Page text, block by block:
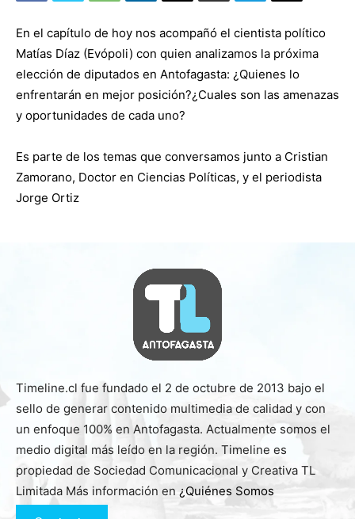
En el capítulo de hoy nos acompañó el cientista político
Matías Díaz (Evópoli) con quien analizamos la próxima
elección de diputados en Antofagasta: ¿Quienes lo
enfrentarán en mejor posición?¿Cuales son las amenazas
y oportunidades de cada uno?
Es parte de los temas que conversamos junto a Cristian
Zamorano, Doctor en Ciencias Políticas, y el periodista
Jorge Ortiz
Timeline.cl fue fundado el 2 de octubre de 2013 bajo el
sello de generar contenido multimedia de calidad y con
un enfoque 100% en Antofagasta. Actualmente somos el
medio digital más leído en la región. Timeline es
propiedad de Sociedad Comunicacional y Creativa TL
Limitada Más información en ¿Quiénes Somos